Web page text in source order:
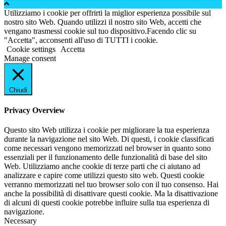
Utilizziamo i cookie per offrirti la miglior esperienza possibile sul
nostro sito Web. Quando utilizzi il nostro sito Web, accetti che
vengano trasmessi cookie sul tuo dispositivo.Facendo clic su
"Accetta", acconsenti all'uso di TUTTI i cookie.
Cookie settings
Accetta
Manage consent
Chiudi
Privacy Overview
Questo sito Web utilizza i cookie per migliorare la tua esperienza
durante la navigazione nel sito Web. Di questi, i cookie classificati
come necessari vengono memorizzati nel browser in quanto sono
essenziali per il funzionamento delle funzionalità di base del sito
Web. Utilizziamo anche cookie di terze parti che ci aiutano ad
analizzare e capire come utilizzi questo sito web. Questi cookie
verranno memorizzati nel tuo browser solo con il tuo consenso. Hai
anche la possibilità di disattivare questi cookie. Ma la disattivazione
di alcuni di questi cookie potrebbe influire sulla tua esperienza di
navigazione.
Necessary